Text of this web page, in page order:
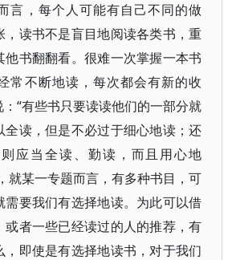
言，每个人可能有自己不同的做
，读书不是盲目地阅读各类书，重
他书翻翻看。很难一次掌握一本书
常不断地读，每次都会有新的收
“有些书只要读读他们的一部分就
全读，但是不必过于细心地读；还
应当全读、勤读，而且用心地
就某一专题而言，有多种书目，可
需要我们有选择地读。为此可以借
或者一些已经读过的人的推荐，有
，即使是有选择地读书，对于我们